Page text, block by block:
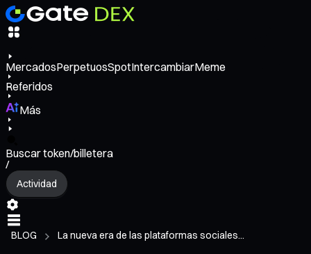
MercadosPerpetuosSpotIntercambiarMeme
Referidos
Más
Buscar token/billetera
/
Actividad
BLOG La nueva era de las plataformas sociales...